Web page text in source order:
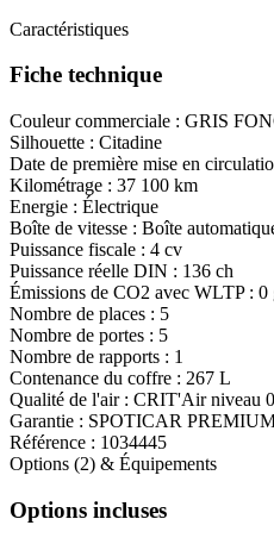
Caractéristiques
Fiche technique
Couleur commerciale : GRIS
Silhouette : Citadine
Date de première mise en
Kilométrage : 37 100 km
Energie : Électrique
Boîte de vitesse : Boîte
Puissance fiscale : 4 cv
Puissance réelle DIN : 136 ch
Émissions de CO2 avec WLTP : 0
Nombre de places : 5
Nombre de portes : 5
Nombre de rapports : 1
Contenance du coffre : 267 L
Qualité de l'air : CRIT'Air niveau 0
Garantie : SPOTICAR
Référence : 1034445
Options (2) & Équipements
Options incluses